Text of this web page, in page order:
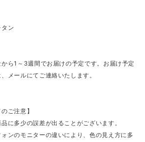
ン
ら1～3週間でお届けの予定です。お届け予定
メールにてご連絡いたします。
ご注意】
に多少の誤差が出ることがございます。
ォンのモニターの違いにより、色の見え方に多